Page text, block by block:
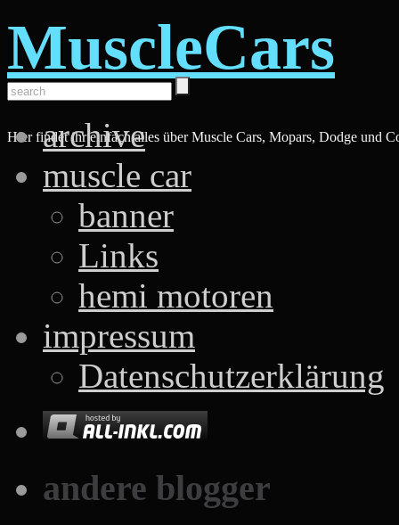
MuscleCars
Hier findet ihr einfach alles über Muscle Cars, Mopars, Dodge und
archive
muscle car
banner
Links
hemi motoren
impressum
Datenschutzerklärung
andere blogger